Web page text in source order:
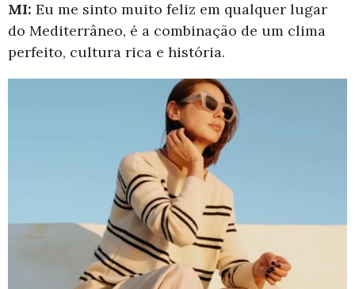
MI: Eu me sinto muito feliz em qualquer lugar
do Mediterrâneo, é a combinação de um clima
perfeito, cultura rica e história.